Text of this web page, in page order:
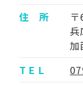
住 所
兵
加
T E L